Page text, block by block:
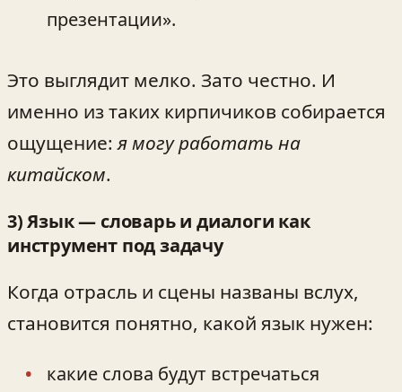
презентации».
Это выглядит мелко. Зато честно. И
именно из таких кирпичиков собирается
ощущение:я могу работать на
китайском.
3) Язык — словарь и диалоги как
инструмент под задачу
Когда отрасль и сцены названы вслух,
становится понятно, какой язык нужен:
какие слова будут встречаться